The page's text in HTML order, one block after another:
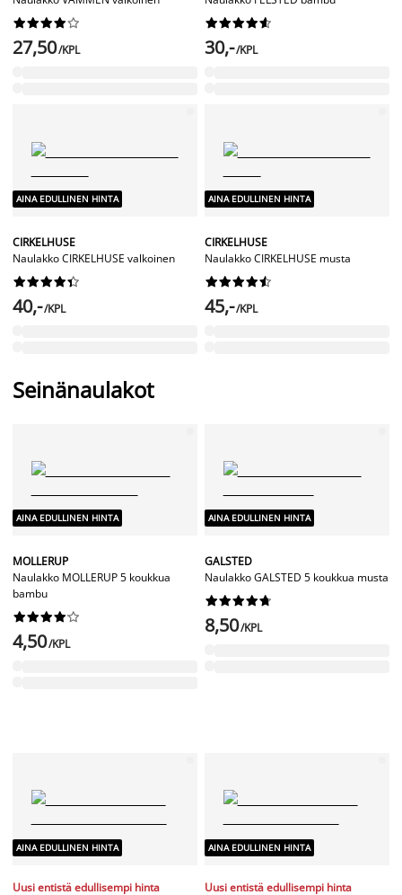






27,50/KPL






30,-/KPL
AINA EDULLINEN HINTA
CIRKELHUSE
Naulakko CIRKELHUSE valkoinen






40,-/KPL
AINA EDULLINEN HINTA
CIRKELHUSE
Naulakko CIRKELHUSE musta






45,-/KPL
Seinänaulakot
AINA EDULLINEN HINTA
MOLLERUP
Naulakko MOLLERUP 5 koukkua
bambu






4,50/KPL
AINA EDULLINEN HINTA
GALSTED
Naulakko GALSTED 5 koukkua musta






8,50/KPL
AINA EDULLINEN HINTA
Uusi entistä edullisempi hinta
AINA EDULLINEN HINTA
Uusi entistä edullisempi hinta